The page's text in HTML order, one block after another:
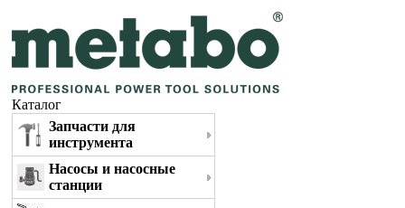
Каталог
Запчасти для
инструмента
Насосы и насосные
станции